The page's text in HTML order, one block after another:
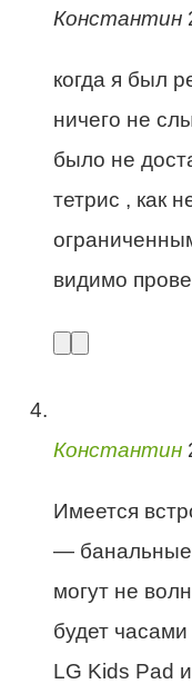
Константин
когда я был
ничего не
было не
тетрис , как
видимо
Константин
Имеется
— банальные
могут не
будет
LG Kids Pad